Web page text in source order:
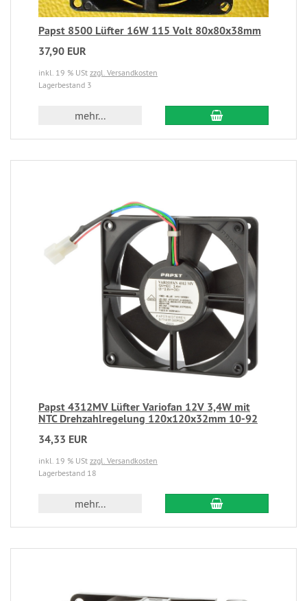
Papst 8500 Lüfter 16W 115 Volt 80x80x38mm
37,90 EUR
inkl. 19 % USt zzgl. Versandkosten
Lagerbestand 3
mehr...
Papst 4312MV Lüfter Variofan 12V 3,4W mit
NTC Drehzahlregelung 120x120x32mm 10-92
34,33 EUR
inkl. 19 % USt zzgl. Versandkosten
Lagerbestand 18
mehr...